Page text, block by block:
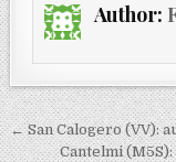
Author:
← San Calogero (VV):
Cantelmi